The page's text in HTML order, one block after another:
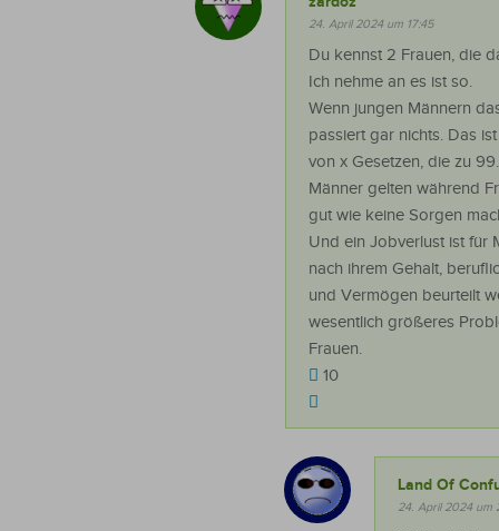
24. April 2024 um 17:45
Du kennst 2 Frauen, die
Ich nehme an es ist so.
Wenn jungen Männern
passiert gar nichts. Das
von x Gesetzen, die zu
Männer gelten während
gut wie keine Sorgen
Und ein Jobverlust ist für
nach ihrem Gehalt,
und Vermögen beurteilt
wesentlich größeres
Frauen.
10
Land Of
24. April 2024 um